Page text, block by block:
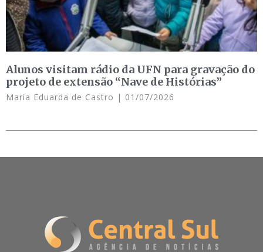
Alunos visitam rádio da UFN para gravação do
projeto de extensão “Nave de Histórias”
Maria Eduarda de Castro 01/07/2026